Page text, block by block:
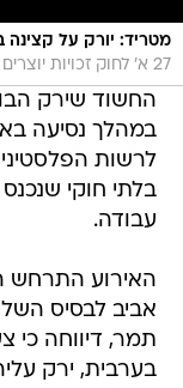
מטריד: יורק על קצינה
27 א' לחוק זכויות יוצרים
החשוד שירק
במהלך נסיעה
לרשות
בלתי חוקי
עבודה.
האירוע התרחש
אביב לבסיס
תמר, דיווחה כי
בערבית, ירק